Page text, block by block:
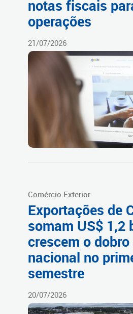
notas fiscais
operações
21/07/2026
Comércio Exterior
Exportações de
somam US$ 1,2
crescem o
nacional no
semestre
20/07/2026